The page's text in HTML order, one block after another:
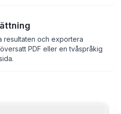
resultaten och exportera
PDF eller en tvåspråkig